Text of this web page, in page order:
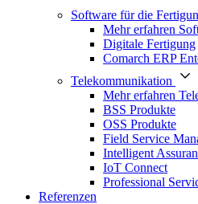
Software für die
Mehr erfahren
Digitale Fertigung
Comarch ERP
Telekommunikation
Mehr erfahren
BSS Produkte
OSS Produkte
Field Service
Intelligent
IoT Connect
Professional
Referenzen